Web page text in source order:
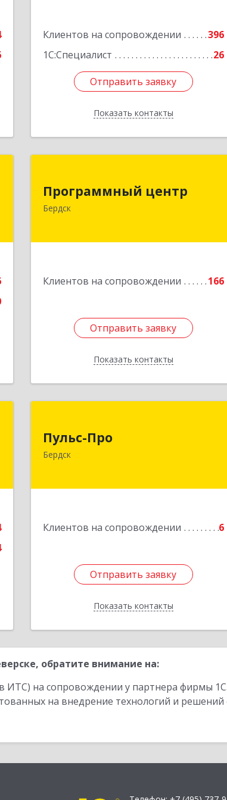
Клиентов на сопровождении
396
1С:Специалист
26
Отправить заявку
Показать контакты
этаж 3, пом.2, оф.301
Отправить заявку
Назад
Программный центр
Бердск
Клиентов на сопровождении 166
Отправить заявку
Показать контакты
633004, Новосибирская обл, Бердск г,
Подробнее
Отправить заявку
Назад
Пульс-Про
Бердск
Клиентов на сопровождении 6
Отправить заявку
Показать контакты
633010, Новосибирская обл, Бердск,
Подробнее
Отправить заявку
Назад
обратите внимание на:
ИТС) на сопровождении у партнера фирмы 1С.
на внедрение технологий и